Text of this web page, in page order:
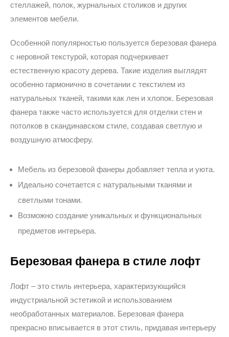
стеллажей, полок, журнальных столиков и других
элементов мебели.
Особенной популярностью пользуется березовая фанера
с неровной текстурой, которая подчеркивает
естественную красоту дерева. Такие изделия выглядят
особенно гармонично в сочетании с текстилем из
натуральных тканей, такими как лен и хлопок. Березовая
фанера также часто используется для отделки стен и
потолков в скандинавском стиле, создавая светлую и
воздушную атмосферу.
Мебель из березовой фанеры добавляет тепла и уюта.
Идеально сочетается с натуральными тканями и
светлыми тонами.
Возможно создание уникальных и функциональных
предметов интерьера.
Березовая фанера в стиле лофт
Лофт – это стиль интерьера, характеризующийся
индустриальной эстетикой и использованием
необработанных материалов. Березовая фанера
прекрасно вписывается в этот стиль, придавая интерьеру